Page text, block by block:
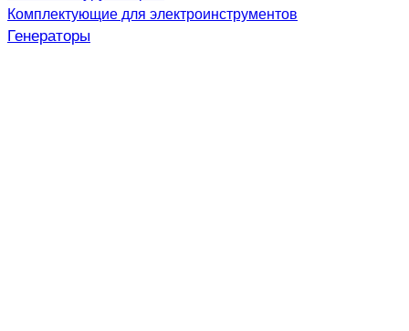
Комплектующие для электроинструментов
Генераторы